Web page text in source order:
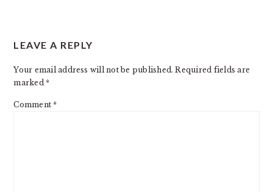
LEAVE A REPLY
Your email address will not be published. Required fields are
marked*
Comment*